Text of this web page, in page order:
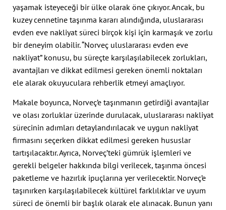
yaşamak isteyeceği bir ülke olarak öne çıkıyor. Ancak, bu
kuzey cennetine taşınma kararı alındığında, uluslararası
evden eve nakliyat süreci birçok kişi için karmaşık ve zorlu
bir deneyim olabilir. “Norveç uluslararası evden eve
nakliyat” konusu, bu süreçte karşılaşılabilecek zorlukları,
avantajları ve dikkat edilmesi gereken önemli noktaları
ele alarak okuyuculara rehberlik etmeyi amaçlıyor.
Makale boyunca, Norveç’e taşınmanın getirdiği avantajlar
ve olası zorluklar üzerinde durulacak, uluslararası nakliyat
sürecinin adımları detaylandırılacak ve uygun nakliyat
firmasını seçerken dikkat edilmesi gereken hususlar
tartışılacaktır. Ayrıca, Norveç’teki gümrük işlemleri ve
gerekli belgeler hakkında bilgi verilecek, taşınma öncesi
paketleme ve hazırlık ipuçlarına yer verilecektir. Norveç’e
taşınırken karşılaşılabilecek kültürel farklılıklar ve uyum
süreci de önemli bir başlık olarak ele alınacak. Bunun yanı